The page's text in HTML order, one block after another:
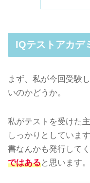
IQテストアカデ
まず、私が今回受験
いのかどうか。
私がテストを受けた
しっかりとしていま
書なんかも発行して
ではあると思います。